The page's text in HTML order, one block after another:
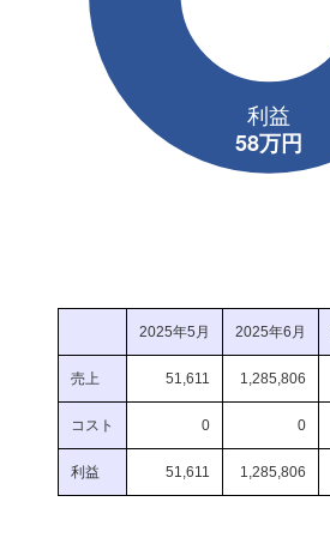
2025年5月 2025年6月
売上 51,611 1,285,806
コスト 0 0
利益 51,611 1,285,806